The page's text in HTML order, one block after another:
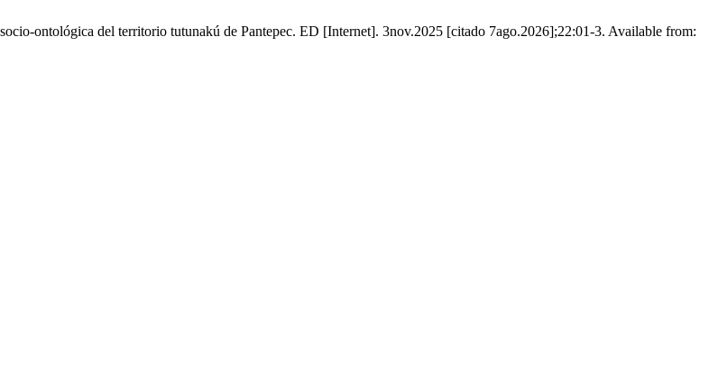
ontológica del territorio tutunakú de Pantepec. ED [Internet]. 3nov.2025 [citado 7ago.2026];22:01-3. Available from: